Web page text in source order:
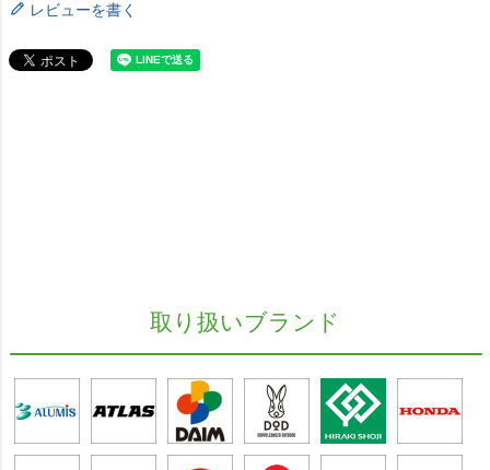
レビューを書く
取り扱いブランド